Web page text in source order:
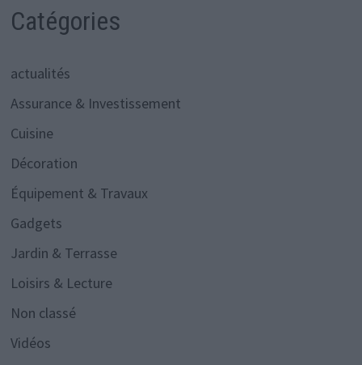
Catégories
actualités
Assurance & Investissement
Cuisine
Décoration
Équipement & Travaux
Gadgets
Jardin & Terrasse
Loisirs & Lecture
Non classé
Vidéos